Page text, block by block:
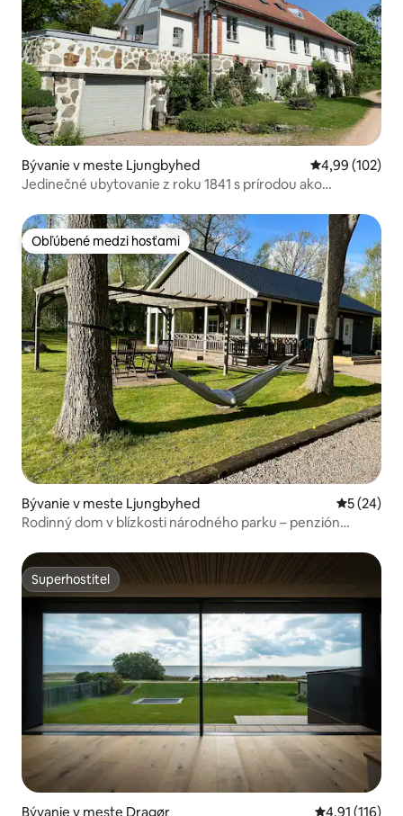
Bývanie v meste Ljungbyhed Priemerné
4,99 (102)
Jedinečné ubytovanie z roku 1841 s prírodou ako
Obľúbené medzi hosťami
Obľúbené medzi hosťami
Bývanie v meste Ljungbyhed
5 (24)
Rodinný dom v blízkosti národného parku – penzión
Superhostiteľ
Superhostiteľ
Bývanie v meste Dragør Priemerné
4,91 (116)